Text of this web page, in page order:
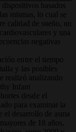
basados
mismas, lo cual se
calidad de sueño, un
y una
negativas
entre el tiempo
y las posibles
realizó analizando
Infant
desde el
para examinar la
el desarrollo de asma
de 18 años,